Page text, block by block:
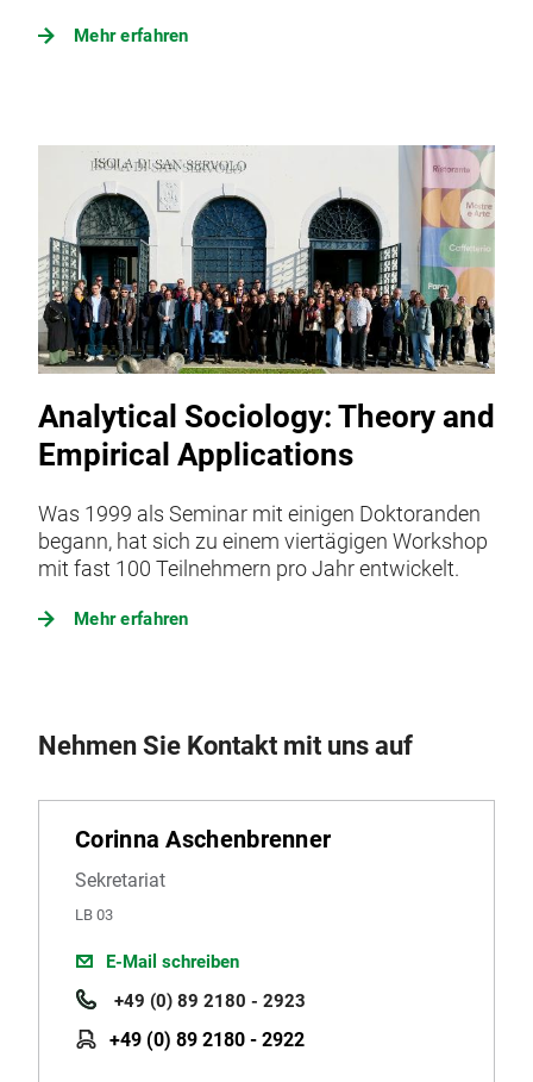
Mehr erfahren
Analytical Sociology: Theory and
Empirical Applications
Was 1999 als Seminar mit einigen Doktoranden
begann, hat sich zu einem viertägigen Workshop
mit fast 100 Teilnehmern pro Jahr entwickelt.
Mehr erfahren
Nehmen Sie Kontakt mit uns auf
Corinna Aschenbrenner
Sekretariat
LB 03
E-Mail schreiben
+49 (0) 89 2180 - 2923
+49 (0) 89 2180 - 2922